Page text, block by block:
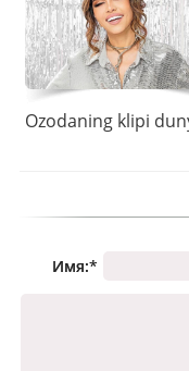
Имя:*